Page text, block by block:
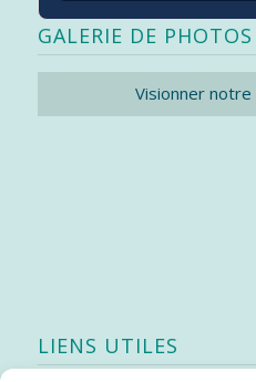
GALERIE DE PHOTOS
Visionner
LIENS UTILES